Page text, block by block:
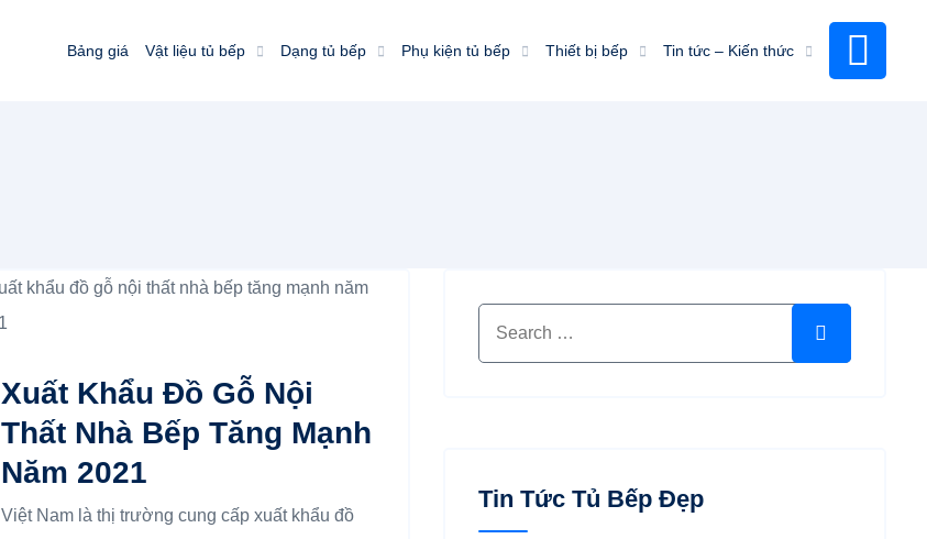
Bảng giá Vật liệu tủ bếp Dạng tủ bếp Phụ kiện tủ bếp Thiết bị bếp Tin tức – Kiến thức
Xuất Khẩu Đồ Gỗ Nội
Thất Nhà Bếp Tăng Mạnh
Năm 2021
Việt Nam là thị trường cung cấp xuất khẩu đồ
Tin Tức Tủ Bếp Đẹp